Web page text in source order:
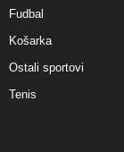
Fudbal
Košarka
Ostali sportovi
Tenis